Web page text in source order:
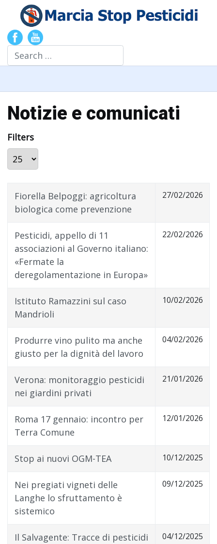
Search
Notizie e comunicati
Filters
Display #
Fiorella Belpoggi: agricoltura
biologica come prevenzione
27/02/2026
Pesticidi, appello di 11
associazioni al Governo italiano:
«Fermate la
deregolamentazione in Europa»
22/02/2026
Istituto Ramazzini sul caso
Mandrioli
10/02/2026
Produrre vino pulito ma anche
giusto per la dignità del lavoro
04/02/2026
Verona: monitoraggio pesticidi
nei giardini privati
21/01/2026
Roma 17 gennaio: incontro per
Terra Comune
12/01/2026
Stop ai nuovi OGM-TEA 10/12/2025
Nei pregiati vigneti delle
Langhe lo sfruttamento è
sistemico
09/12/2025
Il Salvagente: Tracce di pesticidi
04/12/2025